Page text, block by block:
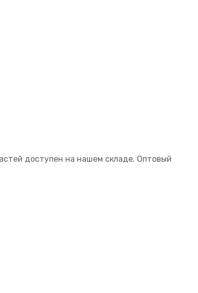
доступен на нашем складе. Оптовый